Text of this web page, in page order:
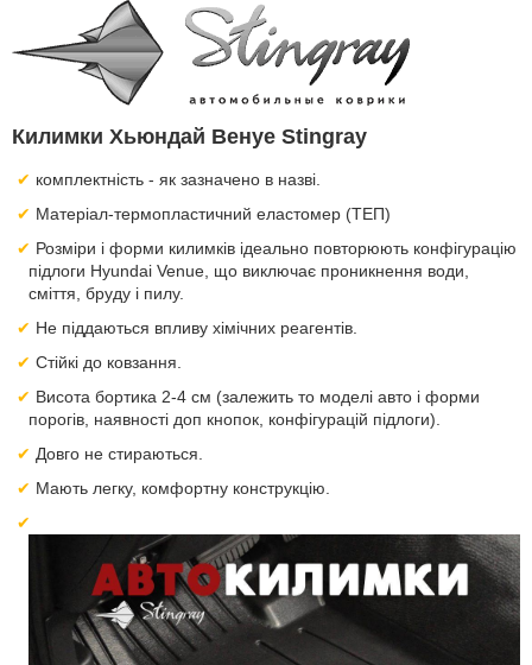
Килимки Хьюндай Венуе Stingray
комплектність - як зазначено в назві.
Матеріал-термопластичний еластомер (ТЕП)
Розміри і форми килимків ідеально повторюють конфігурацію
підлоги Hyundai Venue, що виключає проникнення води,
сміття, бруду і пилу.
Не піддаються впливу хімічних реагентів.
Стійкі до ковзання.
Висота бортика 2-4 см (залежить то моделі авто і форми
порогів, наявності доп кнопок, конфігурацій підлоги).
Довго не стираються.
Мають легку, комфортну конструкцію.